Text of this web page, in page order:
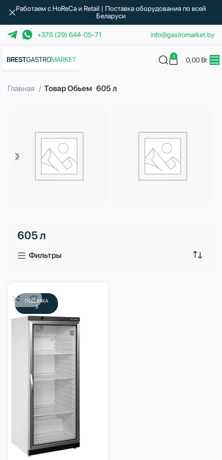
+375 (29) 644-05-71 info@gastromarket.by
0 0,00 Br
Главная Товар Обьем 605 л
3 продукта
605 л
Фильтры
ПОД ЗАКА
З
Работаем с HoReCa и Retail | Поставка оборудования по всей
Беларуси